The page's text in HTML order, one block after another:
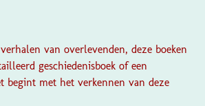
van overlevenden, deze boeken
geschiedenisboek of een
met het verkennen van deze